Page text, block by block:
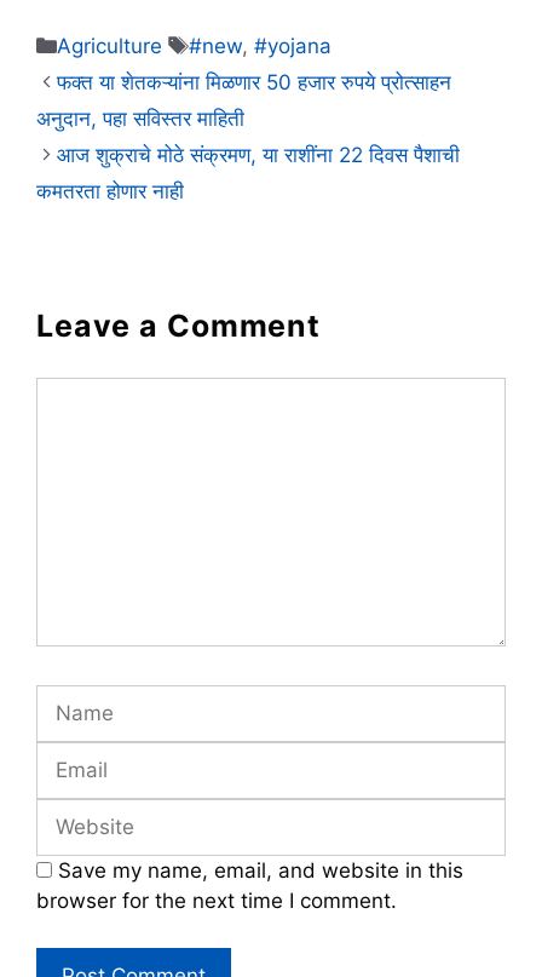
Categories
Agriculture Tags
#new, #yojana
फक्त या शेतकऱ्यांना मिळणार 50 हजार रुपये प्रोत्साहन
अनुदान, पहा सविस्तर माहिती
आज शुक्राचे मोठे संक्रमण, या राशींना 22 दिवस पैशाची
कमतरता होणार नाही
Leave a Comment
Name
Email
Website
Save my name, email, and website in this
browser for the next time I comment.